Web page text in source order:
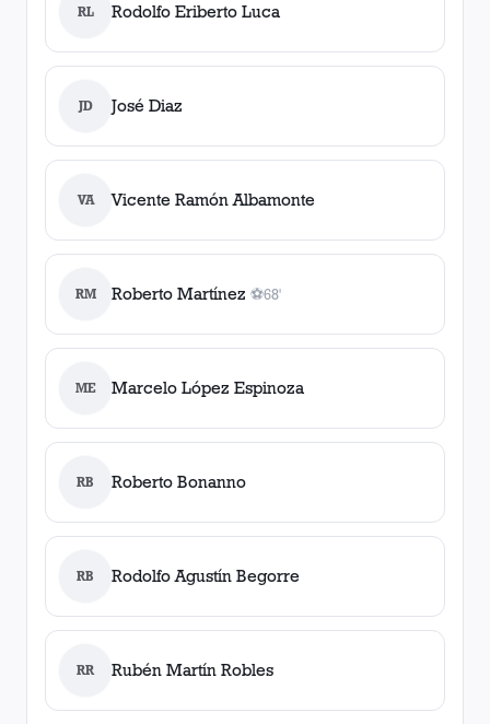
RL Rodolfo Eriberto Luca
JD José Diaz
VA Vicente Ramón Albamonte
RM Roberto Martínez ⚽
1gol
68'
ME Marcelo López Espinoza
RB Roberto Bonanno
RB Rodolfo Agustín Begorre
RR Rubén Martín Robles